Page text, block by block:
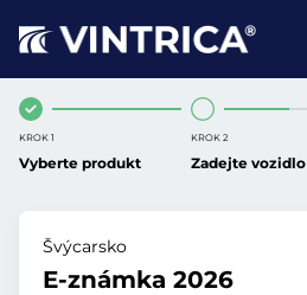
KROK 1
Vyberte produkt
KROK 2
Zadejte vozidlo
Švýcarsko
E-známka 2026